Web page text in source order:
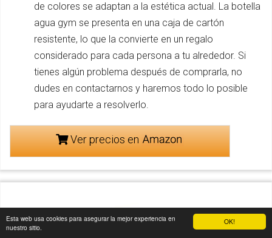
OK!
Esta web usa cookies para asegurar la mejor experiencia en
nuestro sitio.
de colores se adaptan a la estética actual. La botella
agua gym se presenta en una caja de cartón
resistente, lo que la convierte en un regalo
considerado para cada persona a tu alrededor. Si
tienes algún problema después de comprarla, no
dudes en contactarnos y haremos todo lo posible
para ayudarte a resolverlo.
Ver precios en